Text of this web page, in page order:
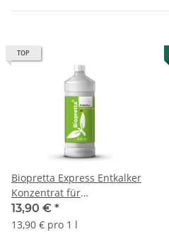
TOP
Biopretta Express Entkalker
Konzentrat für
Kaffeevollautomat
Haushaltsgeräte1L
13,90 € *
13,90 € pro 1 l